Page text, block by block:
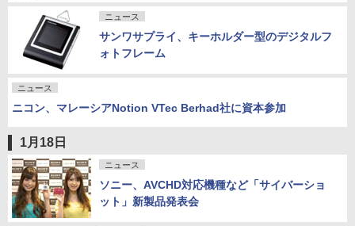
ニュース
サンワサプライ、キーホルダー型のデジタルフ
ォトフレーム
ニュース
ニコン、マレーシアNotion VTec Berhad社に資本参加
1月18日
ニュース
ソニー、AVCHD対応機種など「サイバーショ
ット」新製品発表会